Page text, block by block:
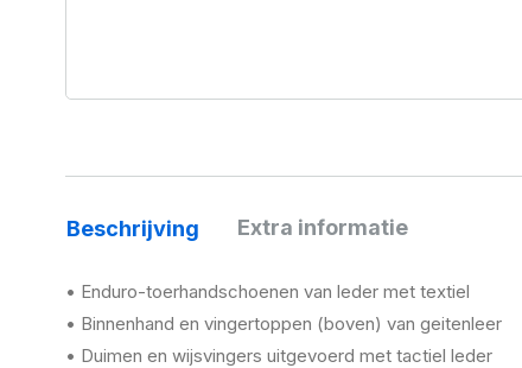
Beschrijving Extra informatie
• Enduro-toerhandschoenen van leder met textiel
• Binnenhand en vingertoppen (boven) van geitenleer
• Duimen en wijsvingers uitgevoerd met tactiel leder